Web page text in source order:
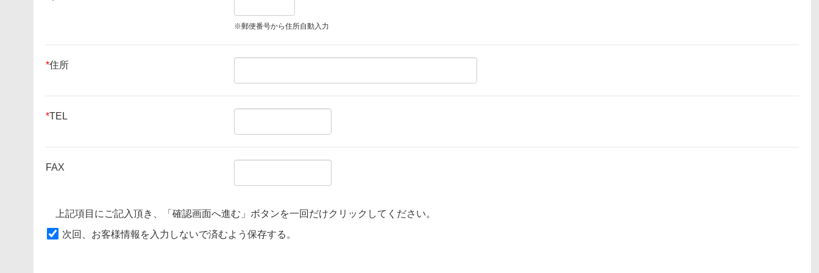
※郵便番号から住所自動入力
*住所
*TEL
FAX
上記項目にご記入頂き、「確認画面へ進む」ボタンを一回だけクリックしてください。
次回、お客様情報を入力しないで済むよう保存する。